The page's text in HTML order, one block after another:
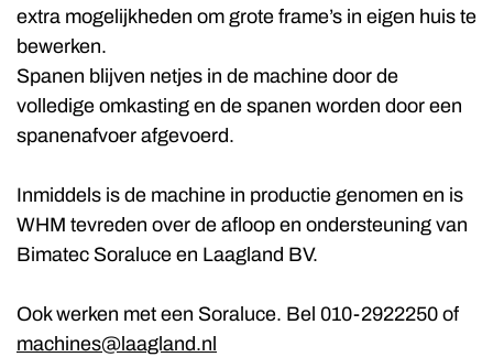
extra mogelijkheden om grote frame’s in eigen huis te
bewerken.
Spanen blijven netjes in de machine door de
volledige omkasting en de spanen worden door een
spanenafvoer afgevoerd.
Inmiddels is de machine in productie genomen en is
WHM tevreden over de afloop en ondersteuning van
Bimatec Soraluce en Laagland BV.
Ook werken met een Soraluce. Bel 010-2922250 of
machines@laagland.nl